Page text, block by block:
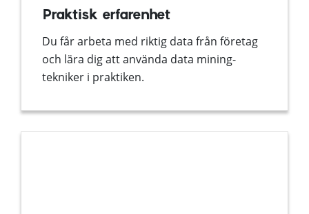
Praktisk erfarenhet
Du får arbeta med riktig data från företag
och lära dig att använda data mining-
tekniker i praktiken.